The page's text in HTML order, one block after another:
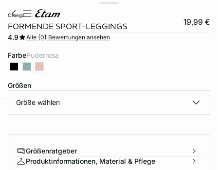
omega
FORMENDE SPORT-LEGGINGS 19,99 €
4.9 Alle {0} Bewertungen ansehen
Farbe puderrosa
Größen
Größe wählen
Größenratgeber
Produktinformationen, Material & Pflege